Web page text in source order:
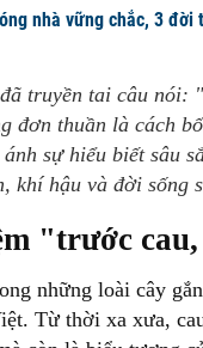
nhà vững chắc, 3 đời
truyền tai câu nói:
đơn thuần là cách
sự hiểu biết sâu
khí hậu và đời sống
"trước
những loài cây
Từ thời xa xưa,